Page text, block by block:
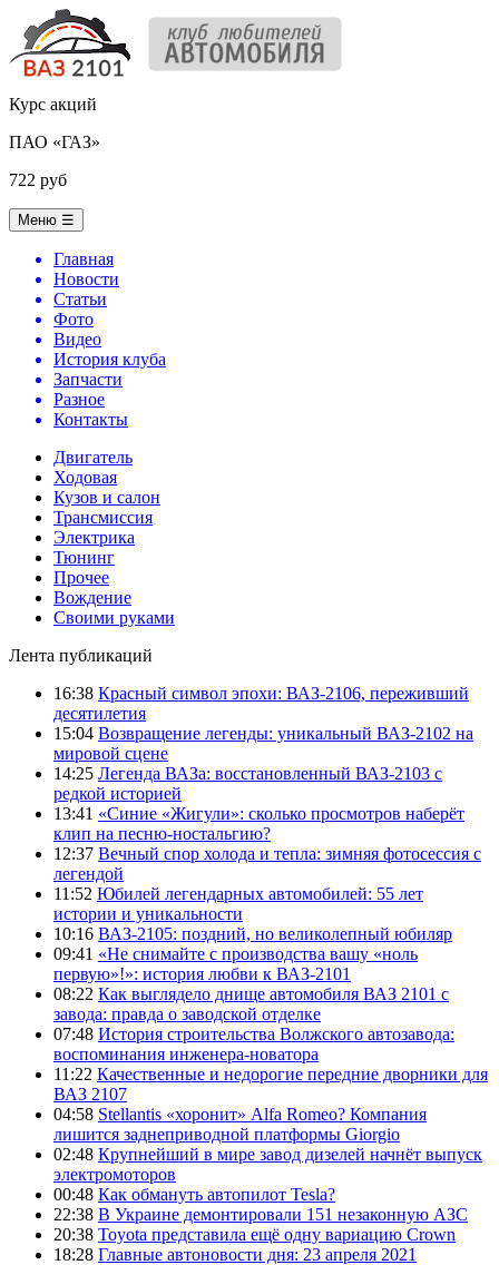
Курс акций
ПАО «ГАЗ»
722 руб
Меню ☰
Главная
Новости
Статьи
Фото
Видео
История клуба
Запчасти
Разное
Контакты
Двигатель
Ходовая
Кузов и салон
Трансмиссия
Электрика
Тюнинг
Прочее
Вождение
Своими руками
Лента публикаций
16:38 Красный символ эпохи: ВАЗ-2106, переживший
десятилетия
15:04 Возвращение легенды: уникальный ВАЗ-2102 на
мировой сцене
14:25 Легенда ВАЗа: восстановленный ВАЗ-2103 с
редкой историей
13:41 «Синие «Жигули»: сколько просмотров наберёт
клип на песню-ностальгию?
12:37 Вечный спор холода и тепла: зимняя фотосессия с
легендой
11:52 Юбилей легендарных автомобилей: 55 лет
истории и уникальности
10:16 ВАЗ-2105: поздний, но великолепный юбиляр
09:41 «Не снимайте с производства вашу «ноль
первую»!»: история любви к ВАЗ-2101
08:22 Как выглядело днище автомобиля ВАЗ 2101 с
завода: правда о заводской отделке
07:48 История строительства Волжского автозавода:
воспоминания инженера-новатора
11:22 Качественные и недорогие передние дворники для
ВАЗ 2107
04:58 Stellantis «хоронит» Alfa Romeo? Компания
лишится заднеприводной платформы Giorgio
02:48 Крупнейший в мире завод дизелей начнёт выпуск
электромоторов
00:48 Как обмануть автопилот Tesla?
22:38 В Украине демонтировали 151 незаконную АЗС
20:38 Toyota представила ещё одну вариацию Crown
18:28 Главные автоновости дня: 23 апреля 2021